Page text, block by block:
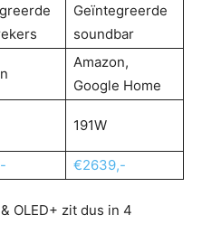
Geïntegreerde
soundbar
Amazon,
Google Home
191W
€2639,-
OLED+ zit dus in 4